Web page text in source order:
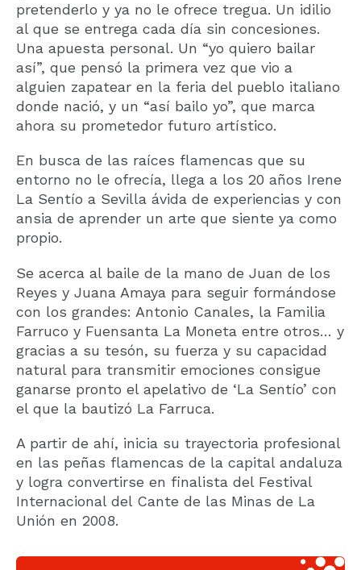
pretenderlo y ya no le ofrece tregua. Un idilio
al que se entrega cada día sin concesiones.
Una apuesta personal. Un “yo quiero bailar
así”, que pensó la primera vez que vio a
alguien zapatear en la feria del pueblo italiano
donde nació, y un “así bailo yo”, que marca
ahora su prometedor futuro artístico.
En busca de las raíces flamencas que su
entorno no le ofrecía, llega a los 20 años Irene
La Sentío a Sevilla ávida de experiencias y con
ansia de aprender un arte que siente ya como
propio.
Se acerca al baile de la mano de Juan de los
Reyes y Juana Amaya para seguir formándose
con los grandes: Antonio Canales, la Familia
Farruco y Fuensanta La Moneta entre otros… y
gracias a su tesón, su fuerza y su capacidad
natural para transmitir emociones consigue
ganarse pronto el apelativo de ‘La Sentío’ con
el que la bautizó La Farruca.
A partir de ahí, inicia su trayectoria profesional
en las peñas flamencas de la capital andaluza
y logra convertirse en finalista del Festival
Internacional del Cante de las Minas de La
Unión en 2008.